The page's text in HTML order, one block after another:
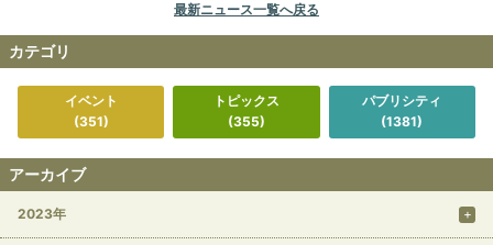
最新ニュース一覧へ戻る
カテゴリ
イベント
(351)
トピックス
(355)
パブリシティ
(1381)
アーカイブ
2023年